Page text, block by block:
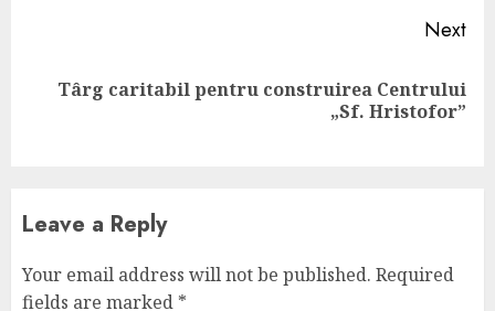
Next
NextTârg caritabil pentru construirea Centrului
„Sf. Hristofor”
Leave a Reply
Your email address will not be published. Required
fields are marked *